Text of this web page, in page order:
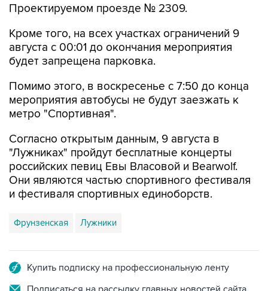
Проектируемом проезде № 2309.
Кроме того, на всех участках ограничений 9
августа с 00:01 до окончания мероприятия
будет запрещена парковка.
Помимо этого, в воскресенье с 7:50 до конца
мероприятия автобусы не будут заезжать к
метро "Спортивная".
Согласно открытым данным, 9 августа в
"Лужниках" пройдут бесплатные концерты
российских певиц Евы Власовой и Bearwolf.
Они являются частью спортивного фестиваля
и фестиваля спортивных единоборств.
Фрунзенская Лужники
Купить подписку на профессиональную ленту